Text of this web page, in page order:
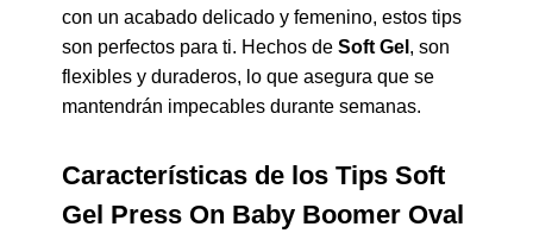
con un acabado delicado y femenino, estos tips
son perfectos para ti. Hechos de Soft Gel , son
flexibles y duraderos, lo que asegura que se
mantendrán impecables durante semanas.
Características de los Tips Soft
Gel Press On Baby Boomer Oval